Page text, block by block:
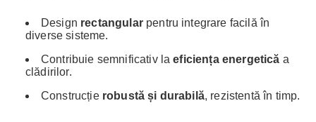
Design rectangularpentru integrare facilă în
diverse sisteme.
Contribuie semnificativ laeficiența energetică a
clădirilor.
Construcție robustă și durabilă, rezistentă în timp.